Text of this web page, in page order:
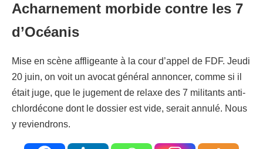
Acharnement morbide contre les 7
d’Océanis
Mise en scène affligeante à la cour d’appel de FDF. Jeudi
20 juin, on voit un avocat général annoncer, comme si il
était juge, que le jugement de relaxe des 7 militants anti-
chlordécone dont le dossier est vide, serait annulé. Nous
y reviendrons.